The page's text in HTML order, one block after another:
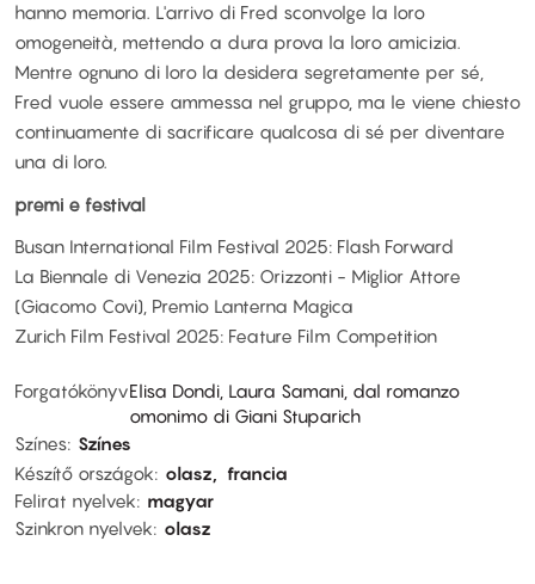
hanno memoria. L'arrivo di Fred sconvolge la loro
omogeneità, mettendo a dura prova la loro amicizia.
Mentre ognuno di loro la desidera segretamente per sé,
Fred vuole essere ammessa nel gruppo, ma le viene chiesto
continuamente di sacrificare qualcosa di sé per diventare
una di loro.
premi e festival
Busan International Film Festival 2025: Flash Forward
La Biennale di Venezia 2025: Orizzonti - Miglior Attore
(Giacomo Covi), Premio Lanterna Magica
Zurich Film Festival 2025: Feature Film Competition
ForgatókönyvElisa Dondi, Laura Samani, dal romanzo
omonimo di Giani Stuparich
Színes Színes
Készítő országok
olasz
francia
Felirat nyelvek
magyar
Szinkron nyelvek
olasz